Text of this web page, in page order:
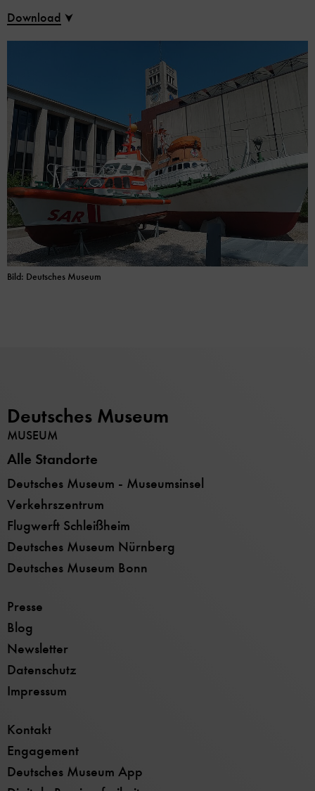
Bild: Deutsches Museum
Download
Deutsches Museum
MUSEUM
Alle Standorte
Deutsches Museum - Museumsinsel
Verkehrszentrum
Flugwerft Schleißheim
Deutsches Museum Nürnberg
Deutsches Museum Bonn
Presse
Blog
Newsletter
Datenschutz
Impressum
Kontakt
Engagement
Deutsches Museum App